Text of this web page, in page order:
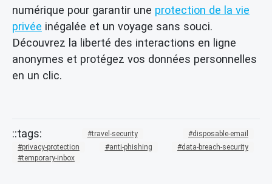
numérique pour garantir une protection de la vie
privée inégalée et un voyage sans souci.
Découvrez la liberté des interactions en ligne
anonymes et protégez vos données personnelles
en un clic.
travel-security
disposable-email
privacy-protection
anti-phishing
data-breach-security
temporary-inbox